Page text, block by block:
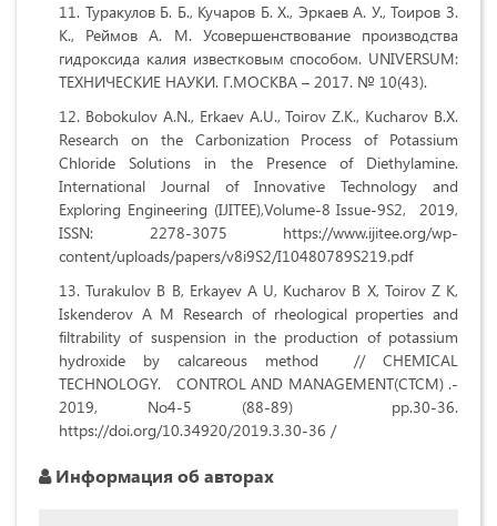
Туракулов Б. Б., Кучаров Б. Х., Эркаев А. У., Тоиров З.
К., Реймов А. М. Усовершенствование производства
гидроксида калия известковым способом. UNIVERSUM:
ТЕХНИЧЕСКИЕ НАУКИ. Г.МОСКВА – 2017. № 10(43).
Bobokulov A.N., Erkaev A.U., Toirov Z.K., Kucharov B.X.
Research on the Carbonization Process of Potassium
Chloride Solutions in the Presence of Diethylamine.
International Journal of Innovative Technology and
Exploring Engineering (IJITEE),Volume-8 Issue-9S2,
2019,
ISSN: 2278-3075 https://www.ijitee.org/wp-
content/uploads/papers/v8i9S2/I10480789S219.pdf
Turakulov B B, Erkayev A U, Kucharov B X, Toirov Z K,
Iskenderov A M Research of rheological properties and
filtrability of suspension in the production of potassium
hydroxide by calcareous method // СHEMICAL
TECHNOLOGY. CONTROL AND MANAGEMENT(CTCM) .-
2019, No4-5 (88-89) pp.30-36.
https://doi.org/10.34920/2019.3.30-36 /
Информация об авторах